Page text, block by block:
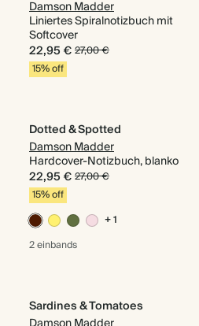
Damson Madder
Liniertes Spiralnotizbuch mit
Softcover
22,95 €27,00 €
15% off
Dotted & Spotted
Damson Madder
Hardcover-Notizbuch, blanko
22,95 €27,00 €
15% off
+ 1
2 einbands
Sardines & Tomatoes